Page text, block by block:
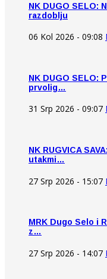
NK DUGO SELO:
razdoblju
06 Kol 2026 - 09:08
NK DUGO SELO:
prvolig…
31 Srp 2026 - 09:07
NK RUGVICA
utakmi…
27 Srp 2026 - 15:07
MRK Dugo Selo i
z…
27 Srp 2026 - 14:07